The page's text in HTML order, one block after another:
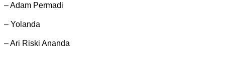
– Adam Permadi
– Yolanda
– Ari Riski Ananda